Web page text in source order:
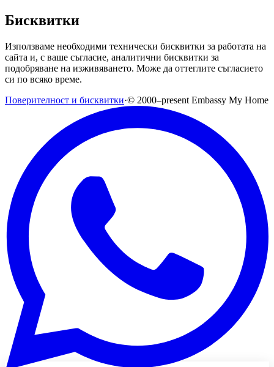
Бисквитки
Използваме необходими технически бисквитки за работата на
сайта и, с ваше съгласие, аналитични бисквитки за
подобряване на изживяването. Може да оттеглите съгласието
си по всяко време.
Поверителност и бисквитки·© 2000–present Embassy My Home